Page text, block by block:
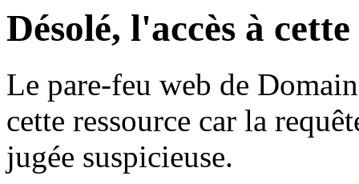
Désolé, l'accès à
Le pare-feu web de
cette ressource car la
jugée suspicieuse.